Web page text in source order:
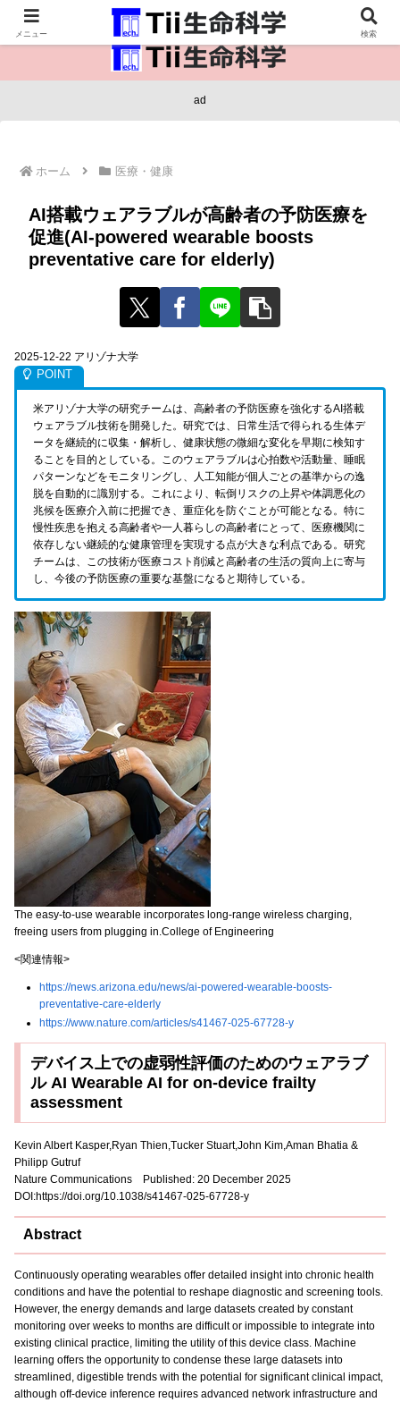
医療保健・生命・生物の情報インフラ。
ad
ホーム 医療・健康
AI搭載ウェアラブルが高齢者の予防医療を
促進(AI-powered wearable boosts
preventative care for elderly)
2025-12-22 アリゾナ大学
米アリゾナ大学の研究チームは、高齢者の予防医療を強化するAI搭載
ウェアラブル技術を開発した。研究では、日常生活で得られる生体デ
ータを継続的に収集・解析し、健康状態の微細な変化を早期に検知す
ることを目的としている。このウェアラブルは心拍数や活動量、睡眠
パターンなどをモニタリングし、人工知能が個人ごとの基準からの逸
脱を自動的に識別する。これにより、転倒リスクの上昇や体調悪化の
兆候を医療介入前に把握でき、重症化を防ぐことが可能となる。特に
慢性疾患を抱える高齢者や一人暮らしの高齢者にとって、医療機関に
依存しない継続的な健康管理を実現する点が大きな利点である。研究
チームは、この技術が医療コスト削減と高齢者の生活の質向上に寄与
し、今後の予防医療の重要な基盤になると期待している。
The easy-to-use wearable incorporates long-range wireless charging,
freeing users from plugging in.College of Engineering
<関連情報>
https://news.arizona.edu/news/ai-powered-wearable-boosts-
preventative-care-elderly
https://www.nature.com/articles/s41467-025-67728-y
デバイス上での虚弱性評価のためのウェアラブ
ル AI Wearable AI for on-device frailty
assessment
Kevin Albert Kasper,Ryan Thien,Tucker Stuart,John Kim,Aman Bhatia &
Philipp Gutruf
Nature Communications Published: 20 December 2025
DOI:https://doi.org/10.1038/s41467-025-67728-y
Abstract
Continuously operating wearables offer detailed insight into chronic health
conditions and have the potential to reshape diagnostic and screening tools.
However, the energy demands and large datasets created by constant
monitoring over weeks to months are difficult or impossible to integrate into
existing clinical practice, limiting the utility of this device class. Machine
learning offers the opportunity to condense these large datasets into
streamlined, digestible trends with the potential for significant clinical impact,
although off-device inference requires advanced network infrastructure and
メニュー 検索